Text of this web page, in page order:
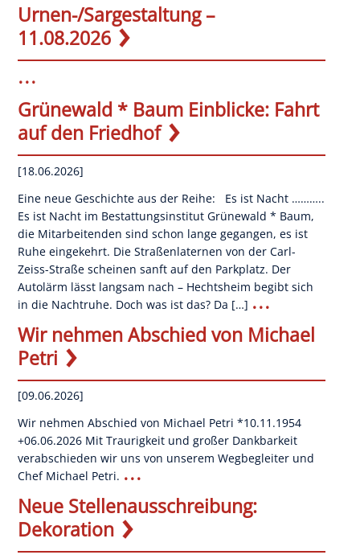
OK
Urnen-/Sargestaltung –
11.08.2026
...
Grünewald * Baum Einblicke: Fahrt
auf den Friedhof
[18.06.2026]
Eine neue Geschichte aus der Reihe: Es ist Nacht ………..
Es ist Nacht im Bestattungsinstitut Grünewald * Baum,
die Mitarbeitenden sind schon lange gegangen, es ist
Ruhe eingekehrt. Die Straßenlaternen von der Carl-
Zeiss-Straße scheinen sanft auf den Parkplatz. Der
Autolärm lässt langsam nach – Hechtsheim begibt sich
in die Nachtruhe. Doch was ist das? Da […] ...
Wir nehmen Abschied von Michael
Petri
[09.06.2026]
Wir nehmen Abschied von Michael Petri *10.11.1954
+06.06.2026 Mit Traurigkeit und großer Dankbarkeit
verabschieden wir uns von unserem Wegbegleiter und
Chef Michael Petri. ...
Neue Stellenausschreibung:
Dekoration